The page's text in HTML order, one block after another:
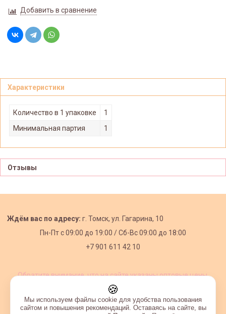
Добавить в сравнение
Характеристики
Количество в 1 упаковке
1
Минимальная партия
1
Отзывы
Ждём вас по адресу: г. Томск, ул. Гагарина, 10
Пн-Пт с09:00 до 19:00 /Сб-Вс 09:00 до 18:00
+7 901 611 42 10
Обратите внимание, что на сайте указаны оптовые цены,
🍪
Мы используем файлы cookie для удобства пользования
сайтом и повышения рекомендаций. Оставаясь на сайте, вы